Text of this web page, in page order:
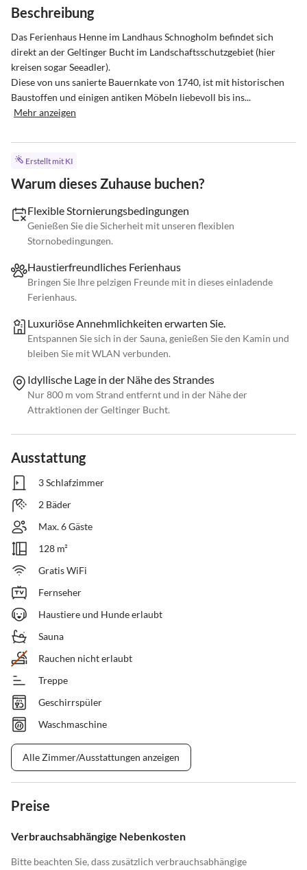
Beschreibung
Das Ferienhaus Henne im Landhaus Schnogholm befindet sich
direkt an der Geltinger Bucht im Landschaftsschutzgebiet (hier
kreisen sogar Seeadler).
Diese von uns sanierte Bauernkate von 1740, ist mit historischen
Baustoffen und einigen antiken Möbeln liebevoll bis ins...
Mehr anzeigen
Erstellt mit KI
Warum dieses Zuhause buchen?
Flexible Stornierungsbedingungen
Genießen Sie die Sicherheit mit unseren flexiblen
Stornobedingungen.
Haustierfreundliches Ferienhaus
Bringen Sie Ihre pelzigen Freunde mit in dieses einladende
Ferienhaus.
Luxuriöse Annehmlichkeiten erwarten Sie.
Entspannen Sie sich in der Sauna, genießen Sie den Kamin und
bleiben Sie mit WLAN verbunden.
Idyllische Lage in der Nähe des Strandes
Nur 800 m vom Strand entfernt und in der Nähe der
Attraktionen der Geltinger Bucht.
Ausstattung
3 Schlafzimmer
2 Bäder
Max. 6 Gäste
128 m²
Gratis WiFi
Fernseher
Haustiere und Hunde erlaubt
Sauna
Rauchen nicht erlaubt
Treppe
Geschirrspüler
Waschmaschine
Alle Zimmer/Ausstattungen anzeigen
Preise
Verbrauchsabhängige Nebenkosten
Bitte beachten Sie, dass zusätzlich verbrauchsabhängige